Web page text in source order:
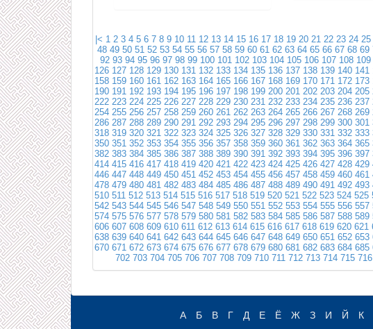
|< 1 2 3 4 5 6 7 8 9 10 11 12 13 14 15 16 17 18 19 20 21 22 23 24 25
48 49 50 51 52 53 54 55 56 57 58 59 60 61 62 63 64 65 66 67 68 69
92 93 94 95 96 97 98 99 100 101 102 103 104 105 106 107 108 109
126 127 128 129 130 131 132 133 134 135 136 137 138 139 140 141
158 159 160 161 162 163 164 165 166 167 168 169 170 171 172 173
190 191 192 193 194 195 196 197 198 199 200 201 202 203 204 205
222 223 224 225 226 227 228 229 230 231 232 233 234 235 236 237
254 255 256 257 258 259 260 261 262 263 264 265 266 267 268 269
286 287 288 289 290 291 292 293 294 295 296 297 298 299 300 301
318 319 320 321 322 323 324 325 326 327 328 329 330 331 332 333
350 351 352 353 354 355 356 357 358 359 360 361 362 363 364 365
382 383 384 385 386 387 388 389 390 391 392 393 394 395 396 397
414 415 416 417 418 419 420 421 422 423 424 425 426 427 428 429
446 447 448 449 450 451 452 453 454 455 456 457 458 459 460 461
478 479 480 481 482 483 484 485 486 487 488 489 490 491 492 493
510 511 512 513 514 515 516 517 518 519 520 521 522 523 524 525
542 543 544 545 546 547 548 549 550 551 552 553 554 555 556 557
574 575 576 577 578 579 580 581 582 583 584 585 586 587 588 589
606 607 608 609 610 611 612 613 614 615 616 617 618 619 620 621
638 639 640 641 642 643 644 645 646 647 648 649 650 651 652 653
670 671 672 673 674 675 676 677 678 679 680 681 682 683 684 685
702 703 704 705 706 707 708 709 710 711 712 713 714 715 716
А Б В Г Д Е Ё Ж З И Й К